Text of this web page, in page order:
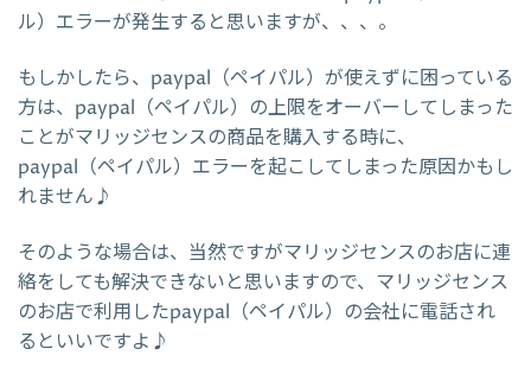
ル）エラーが発生すると思いますが、、、。
もしかしたら、paypal（ペイパル）が使えずに困っている
方は、paypal（ペイパル）の上限をオーバーしてしまった
ことがマリッジセンスの商品を購入する時に、
paypal（ペイパル）エラーを起こしてしまった原因かもし
れません♪
そのような場合は、当然ですがマリッジセンスのお店に連
絡をしても解決できないと思いますので、マリッジセンス
のお店で利用したpaypal（ペイパル）の会社に電話され
るといいですよ♪